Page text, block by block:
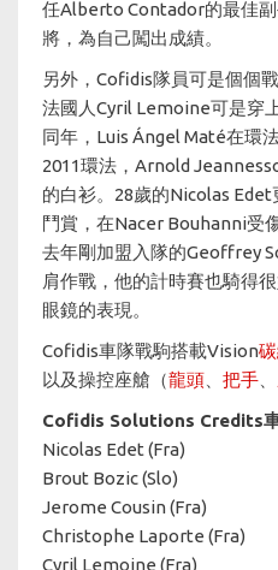
任Alberto Contador的最佳
將，為自己闖出成績。
另外，Cofidis隊員可是個個
法國人Cyril Lemoine可是穿
同年，Luis Ángel Maté在環
2011環法，Arnold
的白衫。28歲的Nicolas
鬥賞，在Nacer Bouhanni受
去年剛加盟入隊的Geoffrey
肩作戰，他的計時賽也騎得
眼鏡的表現。
Cofidis車隊戰駒搭載Vision
以及操控座艙（龍頭 把手
Cofidis Solutions Credits
Nicolas Edet (Fra)
Brout Bozic (Slo)
Jerome Cousin (Fra)
Christophe Laporte (Fra)
Cyril Lemoine (Fra)